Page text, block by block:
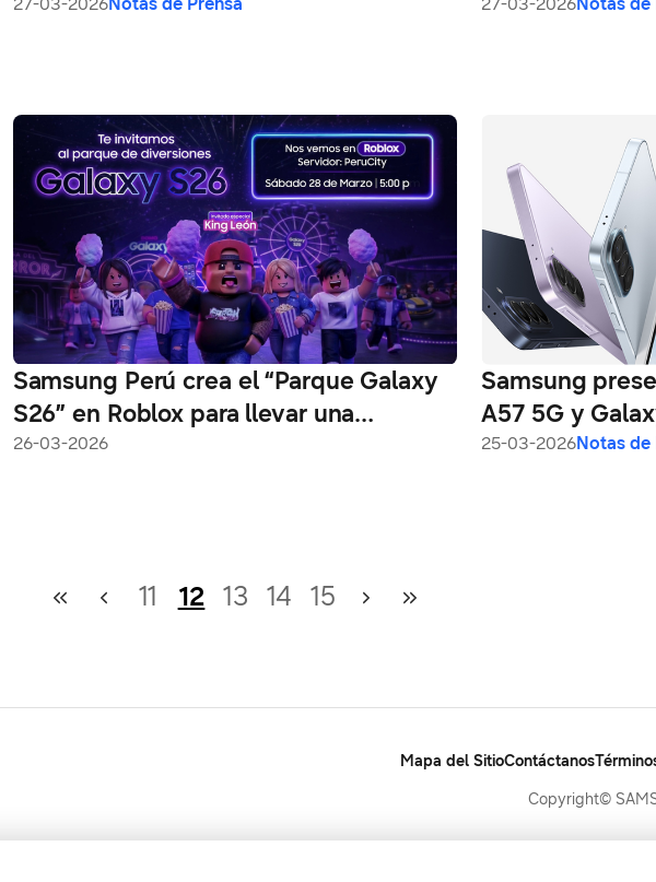
operaciones en campo
Galaxy S26
Samsung Perú crea el “Parque Galaxy
S26” en Roblox para llevar una
experiencia inmersiva junto a King
26-03-2026
Samsung
A57 5G y
características
25-03-2026Notas de
11 12 13 14 15
Mapa del SitioContáctanos
Copyright©